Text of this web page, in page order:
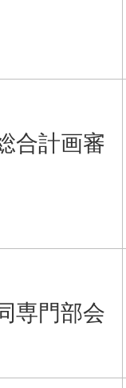
合計画審
専門部会